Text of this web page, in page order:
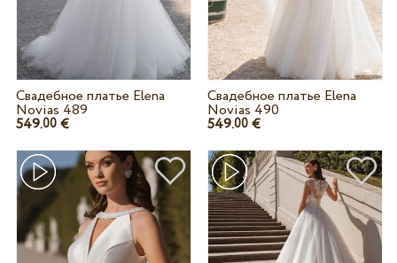
Свадебное платье Elena
Novias 489
549.00€
Свадебное платье Elena
Novias 490
549.00 €